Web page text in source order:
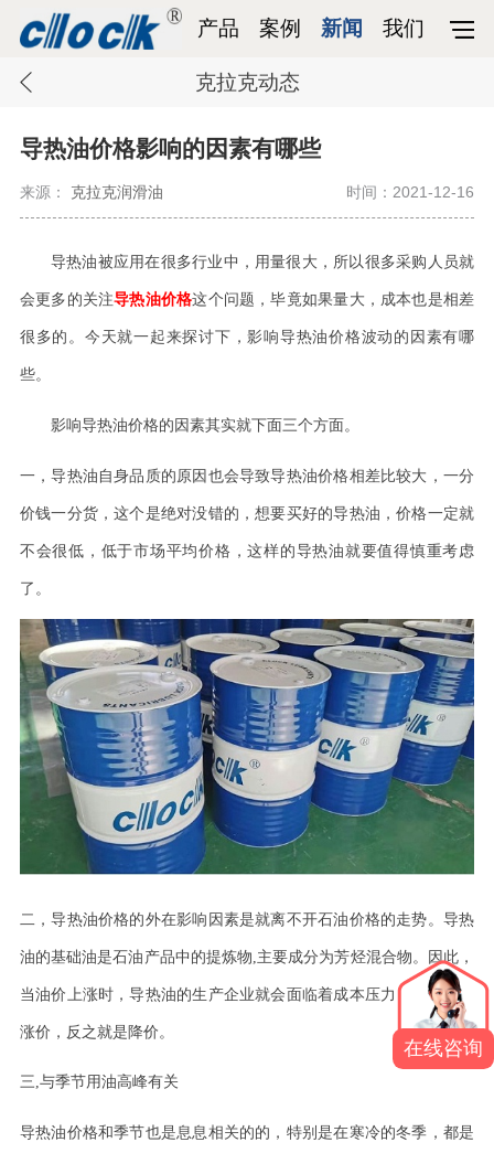
产品 案例 新闻 我们
克拉克动态
导热油价格影响的因素有哪些
来源： 克拉克润滑油 时间：2021-12-16
导热油被应用在很多行业中，用量很大，所以很多采购人员就
会更多的关注导热油价格这个问题，毕竟如果量大，成本也是相差
很多的。今天就一起来探讨下，影响导热油价格波动的因素有哪
些。
影响导热油价格的因素其实就下面三个方面。
一，导热油自身品质的原因也会导致导热油价格相差比较大，一分
价钱一分货，这个是绝对没错的，想要买好的导热油，价格一定就
不会很低，低于市场平均价格，这样的导热油就要值得慎重考虑
了。
二，导热油价格的外在影响因素是就离不开石油价格的走势。导热
油的基础油是石油产品中的提炼物 主要成分为芳烃混合物。因此，
当油价上涨时，导热油的生产企业就会面临着成本压力，因此也会
涨价，反之就是降价。
三,与季节用油高峰有关
导热油价格和季节也是息息相关的的，特别是在寒冷的冬季，都是
在线咨询